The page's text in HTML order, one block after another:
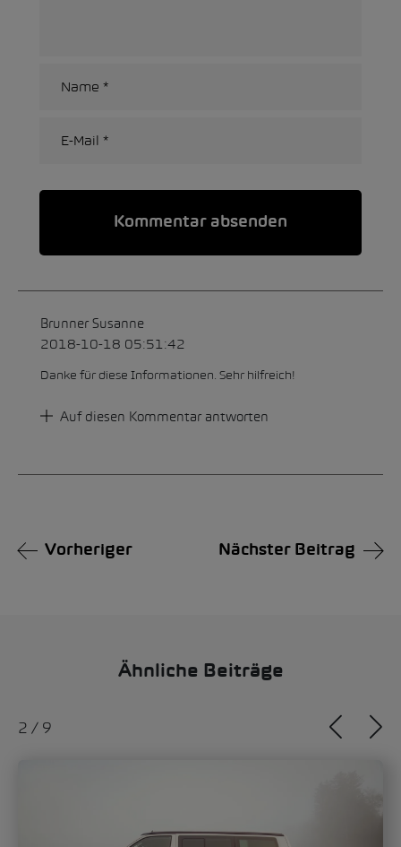
Brunner Susanne
2018-10-18 05:51:42
Danke für diese Informationen. Sehr hilfreich!
Auf diesen Kommentar antworten
Vorheriger Nächster Beitrag
Ähnliche Beiträge
2 / 9